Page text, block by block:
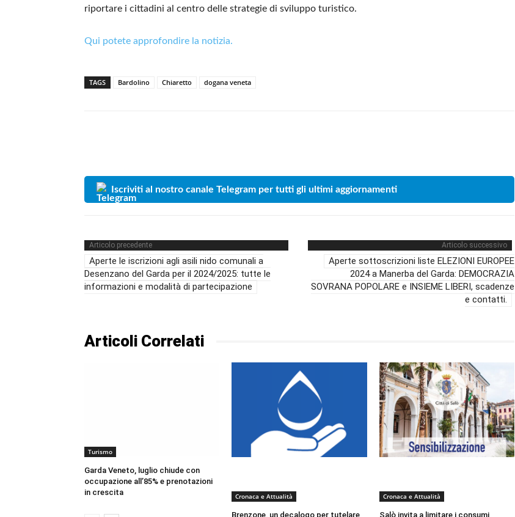
riportare i cittadini al centro delle strategie di sviluppo turistico.
Qui potete approfondire la notizia.
TAGS Bardolino Chiaretto dogana veneta
Iscriviti al nostro canale Telegram per tutti gli ultimi aggiornamenti
Articolo precedente
Aperte le iscrizioni agli asili nido comunali a
Desenzano del Garda per il 2024/2025: tutte le
informazioni e modalità di partecipazione
Articolo successivo
Aperte sottoscrizioni liste ELEZIONI EUROPEE
2024 a Manerba del Garda: DEMOCRAZIA
SOVRANA POPOLARE e INSIEME LIBERI, scadenze
e contatti.
Articoli Correlati
Turismo
Garda Veneto, luglio chiude con
occupazione all’85% e prenotazioni
in crescita
Cronaca e Attualità
Brenzone, un decalogo per tutelare
Cronaca e Attualità
Salò invita a limitare i consumi